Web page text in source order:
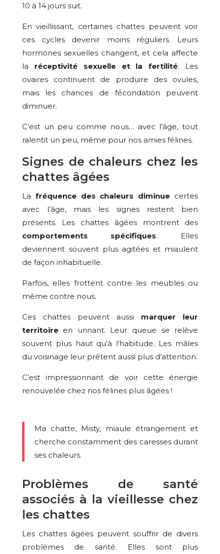
10 à 14 jours suit.
En vieillissant, certaines chattes peuvent voir
ces cycles devenir moins réguliers. Leurs
hormones sexuelles changent, et cela affecte
la réceptivité sexuelle et la fertilité. Les
ovaires continuent de produire des ovules,
mais les chances de fécondation peuvent
diminuer.
C’est un peu comme nous… avec l’âge, tout
ralentit un peu, même pour nos amies félines.
Signes de chaleurs chez les
chattes âgées
La fréquence des chaleurs diminue certes
avec l’âge, mais les signes restent bien
présents. Les chattes âgées montrent des
comportements spécifiques. Elles
deviennent souvent plus agitées et miaulent
de façon inhabituelle.
Parfois, elles frottent contre les meubles ou
même contre nous.
Ces chattes peuvent aussi marquer leur
territoireen urinant. Leur queue se relève
souvent plus haut qu’à l’habitude. Les mâles
du voisinage leur prêtent aussi plus d’attention.
C’est impressionnant de voir cette énergie
renouvelée chez nos félines plus âgées !
Ma chatte, Misty, miaule étrangement et
cherche constamment des caresses durant
ses chaleurs.
Problèmes de santé
associés à la vieillesse chez
les chattes
Les chattes âgées peuvent souffrir de divers
problèmes de santé. Elles sont plus